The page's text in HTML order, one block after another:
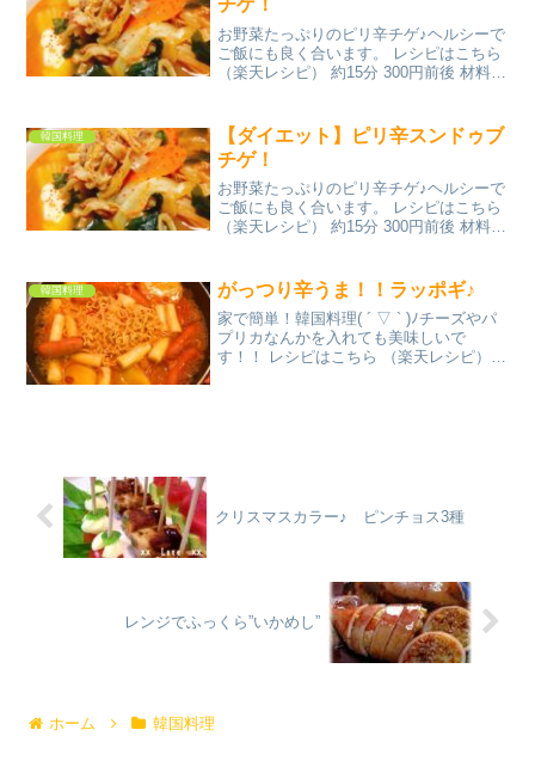
チゲ！
お野菜たっぷりのピリ辛チゲ♪ヘルシーで
ご飯にも良く合います。 レシピはこちら
（楽天レシピ） 約15分 300円前後 材料豚
くチューブ豆板醤酒みりん醤油水鶏ガラ
スープ...
韓国料理
【ダイエット】ピリ辛スンドゥブ
チゲ！
お野菜たっぷりのピリ辛チゲ♪ヘルシーで
ご飯にも良く合います。 レシピはこちら
（楽天レシピ） 約15分 300円前後 材料豚
くチューブ豆板醤酒みりん醤油水鶏ガラ
スープ...
韓国料理 がっつり辛うま！！ラッポギ♪
家で簡単！韓国料理( ´ ▽ ` )ﾉチーズやパ
プリカなんかを入れても美味しいで
す！！ レシピはこちら （楽天レシピ）
クリスマスカラー♪ ピンチョス3種
レンジでふっくら”いかめし”
ホーム 韓国料理